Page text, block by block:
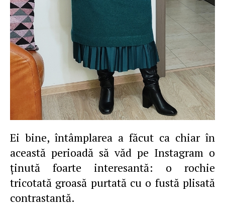
Ei bine, întâmplarea a făcut ca chiar în
această perioadă să văd pe Instagram o
ţinută foarte interesantă: o rochie
tricotată groasă purtată cu o fustă plisată
contrastantă.